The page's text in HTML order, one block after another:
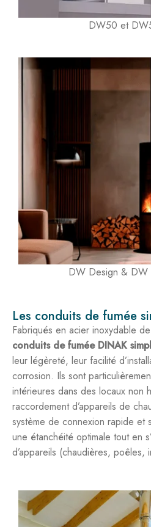
DW50 et
DW Design & DW
Les conduits de fumée
Fabriqués en acier inoxydable
conduits de fumée DINAK
leur légèreté, leur facilité
corrosion. Ils sont
intérieures dans des locaux non
raccordement d’appareils de
système de connexion rapide et
une étanchéité optimale tout en
d’appareils (chaudières, poêles,